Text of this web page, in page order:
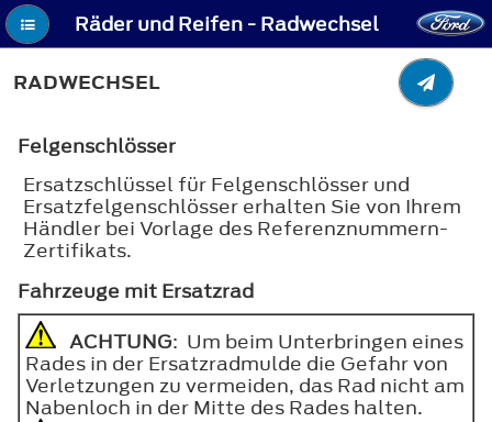
Räder und Reifen - Radwechsel
RADWECHSEL
Felgenschlösser
Ersatzschlüssel für Felgenschlösser und
Ersatzfelgenschlösser erhalten Sie von Ihrem
Händler bei Vorlage des Referenznummern-
Zertifikats.
Fahrzeuge mit Ersatzrad
ACHTUNG: Um beim Unterbringen eines
Rades in der Ersatzradmulde die Gefahr von
Verletzungen zu vermeiden, das Rad nicht am
Nabenloch in der Mitte des Rades halten.